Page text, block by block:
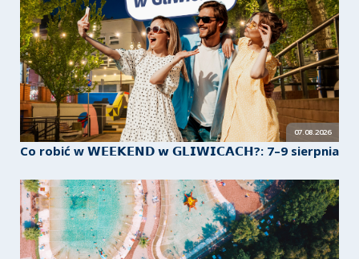
07.08.2026
Co robić w 𝗪𝗘𝗘𝗞𝗘𝗡𝗗 𝘄 𝗚𝗟𝗜𝗪𝗜𝗖𝗔𝗖𝗛?: 7–9 sierpnia